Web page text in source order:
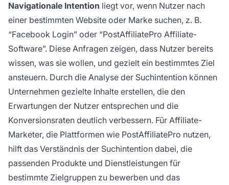
Navigationale Intention liegt vor, wenn Nutzer nach
einer bestimmten Website oder Marke suchen, z. B.
“Facebook Login” oder “PostAffiliatePro Affiliate-
Software”. Diese Anfragen zeigen, dass Nutzer bereits
wissen, was sie wollen, und gezielt ein bestimmtes Ziel
ansteuern. Durch die Analyse der Suchintention können
Unternehmen gezielte Inhalte erstellen, die den
Erwartungen der Nutzer entsprechen und die
Konversionsraten deutlich verbessern. Für Affiliate-
Marketer, die Plattformen wie PostAffiliatePro nutzen,
hilft das Verständnis der Suchintention dabei, die
passenden Produkte und Dienstleistungen für
bestimmte Zielgruppen zu bewerben und das